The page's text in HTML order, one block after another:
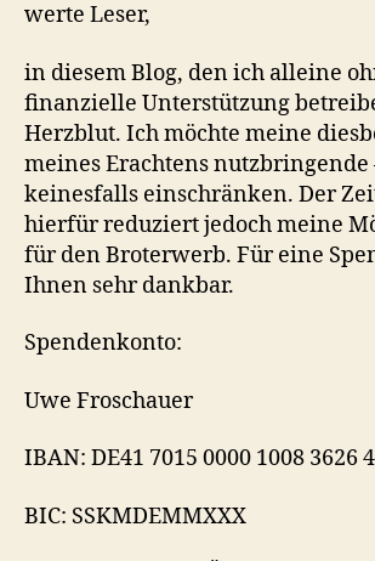
werte Leser,
in diesem Blog, den ich alleine
finanzielle Unterstützung
Herzblut. Ich möchte meine
meines Erachtens
keinesfalls einschränken. Der
hierfür reduziert jedoch meine
für den Broterwerb. Für eine
Ihnen sehr dankbar.
Spendenkonto:
Uwe Froschauer
IBAN: DE41 7015 0000 1008 3626
BIC: SSKMDEMMXXX